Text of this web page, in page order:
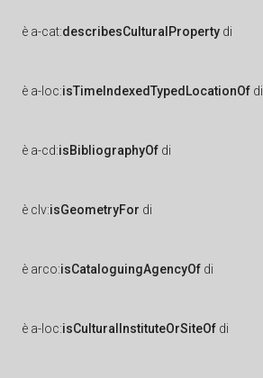
è a-cat:describesCulturalProperty di
è a-loc:isTimeIndexedTypedLocationOf di
è a-cd:isBibliographyOf di
è clv:isGeometryFor di
è arco:isCataloguingAgencyOf di
è a-loc:isCulturalInstituteOrSiteOf di